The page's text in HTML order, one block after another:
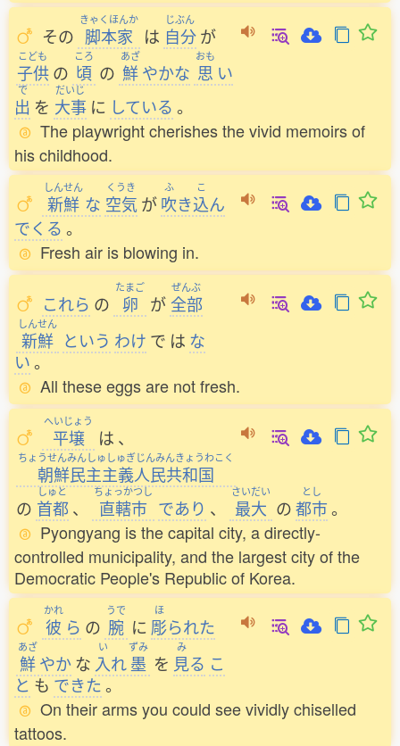
その
きゃくほんか
脚本家 は
じぶん
自分 が
こども
子供 の
ころ
頃 の
あざ
鮮やかな
おも
思 い
で
出 を
だいじ
大事 に している 。
The playwright cherishes the vivid memoirs of
his childhood.
しんせん
新鮮 な
くうき
空気 が
ふ
吹き
こ
込ん
でくる 。
Fresh air is blowing in.
これら の
たまご
卵 が
ぜんぶ
全部
しんせん
新鮮 という わけ で は な
い。
All these eggs are not fresh.
へいじょう
平壌 は 、
ちょうせんみんしゅしゅぎじんみんきょうわこく
朝鮮民主主義人民共和国
の
しゅと
首都 、
ちょっかつし
直轄市 であり 、
さいだい
最大 の
とし
都市。
Pyongyang is the capital city, a directly-
controlled municipality, and the largest city of the
Democratic People's Republic of Korea.
かれ
彼 ら の
うで
腕 に
ほ
彫られた
あざ
鮮やか な
い
入れ
ずみ
墨 を
み
見る こ
と も できた。
On their arms you could see vividly chiselled
tattoos.